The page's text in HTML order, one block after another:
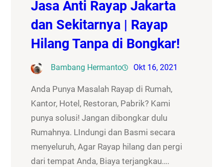
Jasa Anti Rayap Jakarta
dan Sekitarnya | Rayap
Hilang Tanpa di Bongkar!
Bambang Hermanto Okt 16, 2021
Anda Punya Masalah Rayap di Rumah,
Kantor, Hotel, Restoran, Pabrik? Kami
punya solusi! Jangan dibongkar dulu
Rumahnya. LIndungi dan Basmi secara
menyeluruh, Agar Rayap hilang dan pergi
dari tempat Anda, Biaya terjangkau….